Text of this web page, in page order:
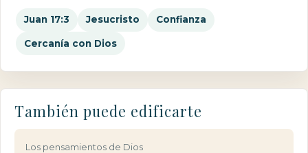
Juan 17:3 Jesucristo Confianza
Cercanía con Dios
También puede edificarte
Los pensamientos de Dios